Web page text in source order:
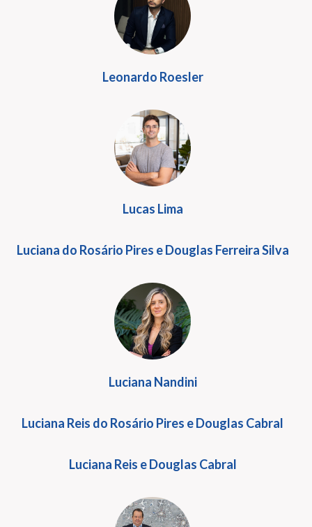
Leonardo Roesler
Lucas Lima
Luciana do Rosário Pires e Douglas Ferreira Silva
Luciana Nandini
Luciana Reis do Rosário Pires e Douglas Cabral
Luciana Reis e Douglas Cabral